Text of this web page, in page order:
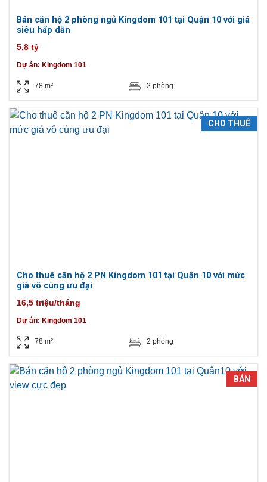
Bán căn hộ 2 phòng ngủ Kingdom 101 tại Quận 10 với giá
siêu hấp dẫn
5,8 tỷ
Dự án: Kingdom 101
78 m² 2 phòng
CHO THUÊ
Cho thuê căn hộ 2 PN Kingdom 101 tại Quận 10 với mức
giá vô cùng ưu đại
16,5 triệu/tháng
Dự án: Kingdom 101
78 m² 2 phòng
BÁN